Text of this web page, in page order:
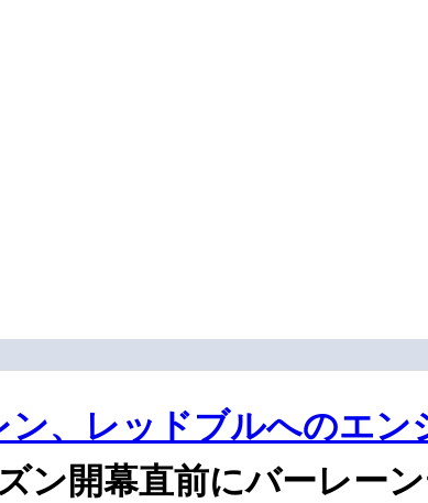
ン、レッドブルへのエン
ン開幕直前にバーレー